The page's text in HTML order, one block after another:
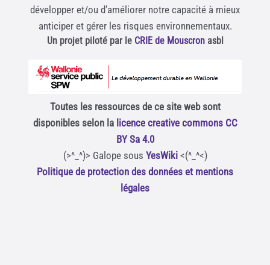
développer et/ou d’améliorer notre capacité à mieux
anticiper et gérer les risques environnementaux.
Un projet piloté par le CRIE de Mouscronasbl
Toutes les ressources de ce site web sont
disponibles selon la licence creative commons CC
BY Sa 4.0
(>^_^)> Galope sous YesWiki<(^_^<)
Politique de protection des données et mentions
légales